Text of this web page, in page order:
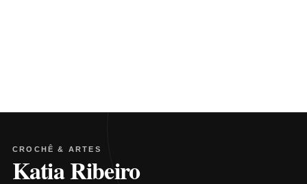
CROCHÊ & ARTES
Katia Ribeiro